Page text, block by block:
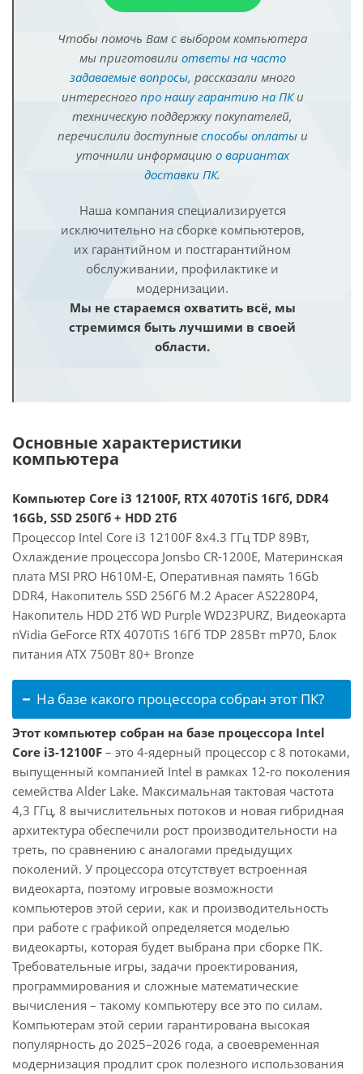
Чтобы помочь Вам с выбором компьютера
мы приготовили ответы на часто
задаваемые вопросы, рассказали много
интересного про нашу гарантию на ПКи
техническую поддержку покупателей,
перечислили доступные способы оплатыи
уточнили информацию о вариантах
доставки ПК.
Наша компания специализируется
исключительно на сборке компьютеров,
их гарантийном и постгарантийном
обслуживании, профилактике и
модернизации.
Мы не стараемся охватить всё, мы
стремимся быть лучшими в своей
области.
Основные характеристики
компьютера
Компьютер Core i3 12100F, RTX 4070TiS 16Гб, DDR4
16Gb, SSD 250Гб + HDD 2Тб
Процессор Intel Core i3 12100F 8x4.3 ГГц TDP 89Вт,
Охлаждение процессора Jonsbo CR-1200E, Материнская
плата MSI PRO H610M-E, Оперативная память 16Gb
DDR4, Накопитель SSD 256Гб M.2 Apacer AS2280P4,
Накопитель HDD 2Тб WD Purple WD23PURZ, Видеокарта
nVidia GeForce RTX 4070TiS 16Гб TDP 285Вт mP70, Блок
питания ATX 750Вт 80+ Bronze
На базе какого процессора собран этот ПК?
Этот компьютер собран на базе процессора Intel
Core i3-12100F – это 4-ядерный процессор с 8 потоками,
выпущенный компанией Intel в рамках 12-го поколения
семейства Alder Lake. Максимальная тактовая частота
4,3 ГГц, 8 вычислительных потоков и новая гибридная
архитектура обеспечили рост производительности на
треть, по сравнению с аналогами предыдущих
поколений. У процессора отсутствует встроенная
видеокарта, поэтому игровые возможности
компьютеров этой серии, как и производительность
при работе с графикой определяется моделью
видеокарты, которая будет выбрана при сборке ПК.
Требовательные игры, задачи проектирования,
программирования и сложные математические
вычисления – такому компьютеру все это по силам.
Компьютерам этой серии гарантирована высокая
популярность до 2025–2026 года, а своевременная
модернизация продлит срок полезного использования